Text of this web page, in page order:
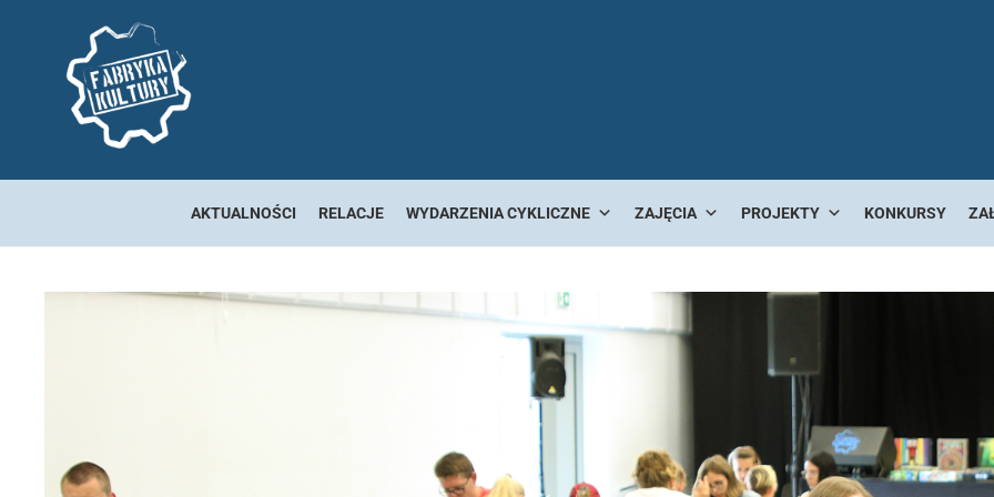
AKTUALNOŚCI RELACJE WYDARZENIA CYKLICZNE ZAJĘCIA PROJEKTY KONKURSY